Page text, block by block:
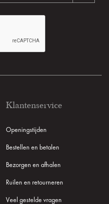
Klantenservice
Openingstijden
Bestellen en betalen
Bezorgen en afhalen
Ruilen en retourneren
Veel gestelde vragen